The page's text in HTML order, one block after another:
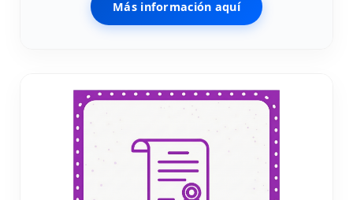
Más información aquí